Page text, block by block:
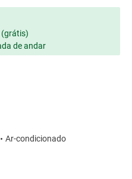
de andar
Ar-condicionado